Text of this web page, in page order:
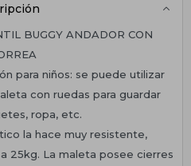
BUGGY ANDADOR CON
para niños: se puede utilizar
con ruedas para guardar
ropa, etc.
la hace muy resistente,
25kg. La maleta posee cierres